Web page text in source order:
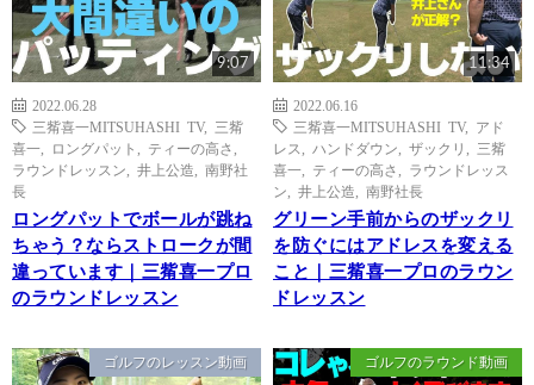
9:07
2022.06.28
三觜喜一MITSUHASHI TV, 三觜
喜一
ロングパット ティーの高さ
ラウンドレッスン
井上公造
南野社
長
ロングパットでボールが跳ね
ちゃう？ならストロークが間
違っています｜三觜喜一プロ
のラウンドレッスン
11:34
2022.06.16
三觜喜一MITSUHASHI TV, アド
レス
ハンドダウン ザックリ
三觜
喜一
ティーの高さ
ラウンドレッス
ン
井上公造 南野社長
グリーン手前からのザックリ
を防ぐにはアドレスを変える
こと｜三觜喜一プロのラウン
ドレッスン
ゴルフのレッスン動画 ゴルフのラウンド動画